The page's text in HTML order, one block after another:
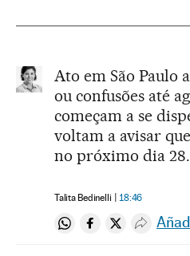
Ato em São Paulo
ou confusões até
começam a se
voltam a avisar
no próximo dia 28.
Talita Bedinelli 18:46
Compartir en
Compartir en
Compartir